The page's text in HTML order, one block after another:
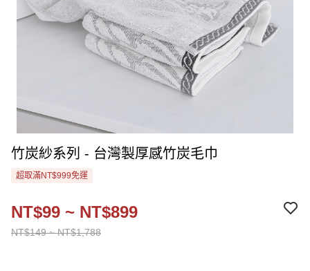
竹炭紗系列 - 台灣製厚感竹炭毛巾
超取滿NT$999免運
NT$149 ~ NT$1,788
NT$99 ~ NT$899